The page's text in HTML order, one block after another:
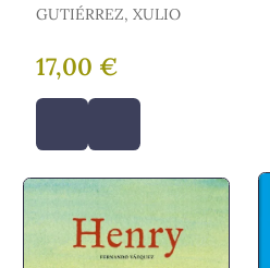
GUTIÉRREZ, XULIO
17,00 €